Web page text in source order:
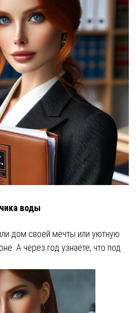
воды
дом своей мечты или уютную
А через год узнаёте, что под